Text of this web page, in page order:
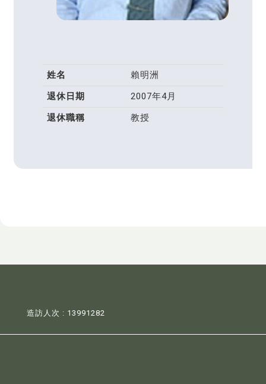
姓名
賴明洲
退休日期
2007年4月
退休職稱
教授
造訪人次 : 13991282